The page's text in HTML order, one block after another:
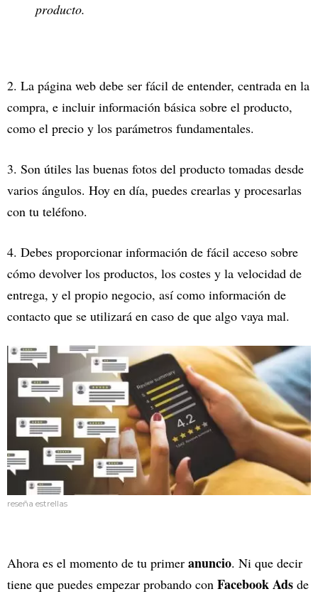
producto.
2. La página web debe ser fácil de entender, centrada en la
compra, e incluir información básica sobre el producto,
como el precio y los parámetros fundamentales.
3. Son útiles las buenas fotos del producto tomadas desde
varios ángulos. Hoy en día, puedes crearlas y procesarlas
con tu teléfono.
4. Debes proporcionar información de fácil acceso sobre
cómo devolver los productos, los costes y la velocidad de
entrega, y el propio negocio, así como información de
contacto que se utilizará en caso de que algo vaya mal.
reseña estrellas
Ahora es el momento de tu primer anuncio. Ni que decir
tiene que puedes empezar probando con Facebook Ads de